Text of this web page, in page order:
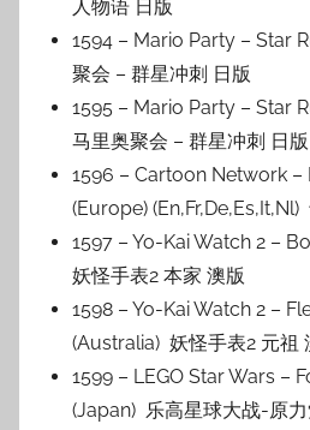
人物语 日版
1594 – Mario Party – Star
聚会 – 群星冲刺 日版
1595 – Mario Party – Star
马里奥聚会 – 群星冲刺 日版
1596 – Cartoon Network –
(Europe)
1597 – Yo-Kai Watch 2 –
妖怪手表2 本家 澳版
1598 – Yo-Kai Watch 2 –
(Australia) 妖怪手表2 元祖
1599 – LEGO Star Wars –
(Japan) 乐高星球大战-原力